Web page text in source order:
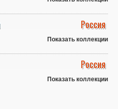
Россия
Показать коллекции
Россия
Показать коллекции